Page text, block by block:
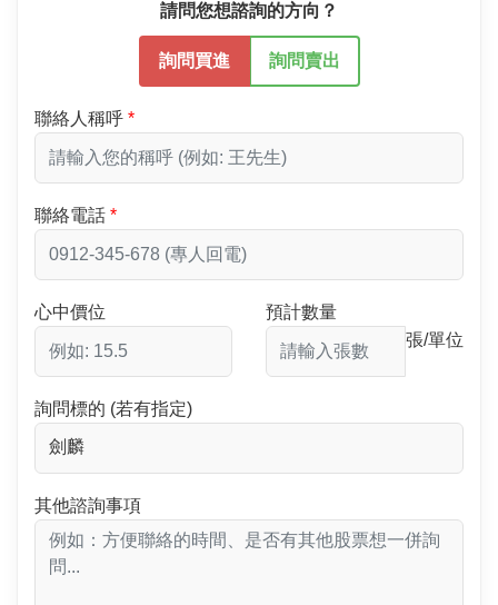
請問您想諮詢的方向？
詢問買進 詢問賣出
聯絡人稱呼
聯絡電話
心中價位
預計數量
張/單位
詢問標的 (若有指定)
其他諮詢事項